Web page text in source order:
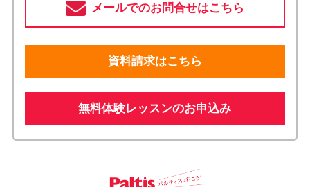
メールでのお問合せはこちら
資料請求はこちら
無料体験レッスンのお申込み